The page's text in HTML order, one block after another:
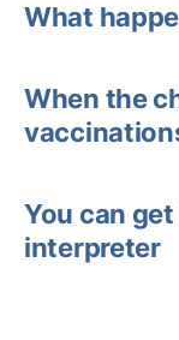
What
When the
You can
interpreter